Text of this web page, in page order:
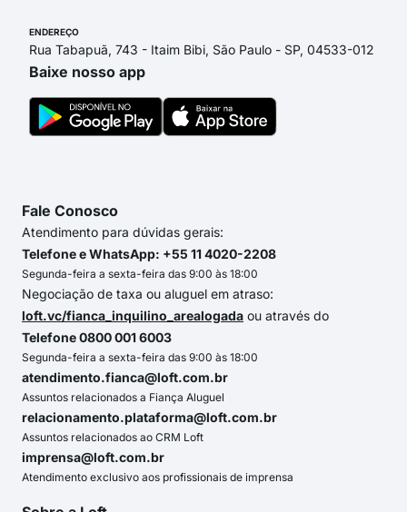
ENDEREÇO
Rua Tabapuã, 743 - Itaim Bibi, São Paulo - SP, 04533-012
Baixe nosso app
Fale Conosco
Atendimento para dúvidas gerais:
Telefone e WhatsApp: +55 11 4020-2208
Segunda-feira a sexta-feira das 9:00 às 18:00
Negociação de taxa ou aluguel em atraso:
loft.vc/fianca_inquilino_arealogada ou através do
Telefone 0800 001 6003
Segunda-feira a sexta-feira das 9:00 às 18:00
atendimento.fianca@loft.com.br
Assuntos relacionados a Fiança Aluguel
relacionamento.plataforma@loft.com.br
Assuntos relacionados ao CRM Loft
imprensa@loft.com.br
Atendimento exclusivo aos profissionais de imprensa